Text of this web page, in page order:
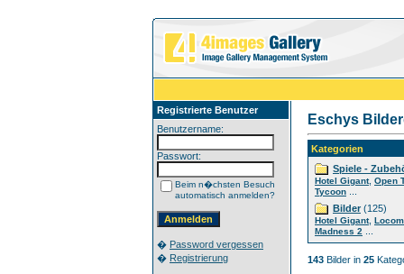
Registrierte Benutzer
Benutzername:
Passwort:
Beim n�chsten Besuch
automatisch anmelden?
� Password vergessen
� Registrierung
Eschys
Kategorien
Spiele -
Hotel Gigant, Open
Tycoon
Bilder(125)
Hotel Gigant,
Madness 2
143 Bilder in 25